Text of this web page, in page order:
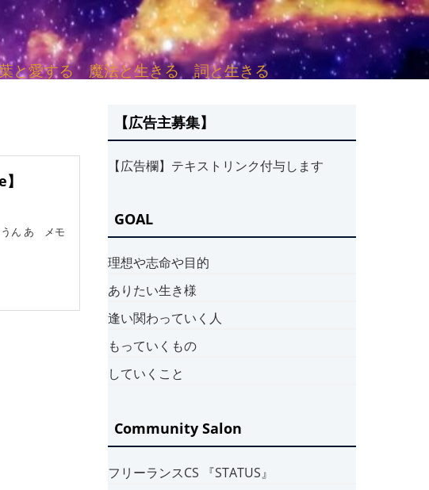
言葉と愛する 魔法と生きる 詞と生きる
ん あ メモ
【広告主募集】
【広告欄】テキストリンク付与します
GOAL
理想や志命や目的
ありたい生き様
逢い関わっていく人
もっていくもの
していくこと
Community Salon
フリーランスCS 『STATUS』